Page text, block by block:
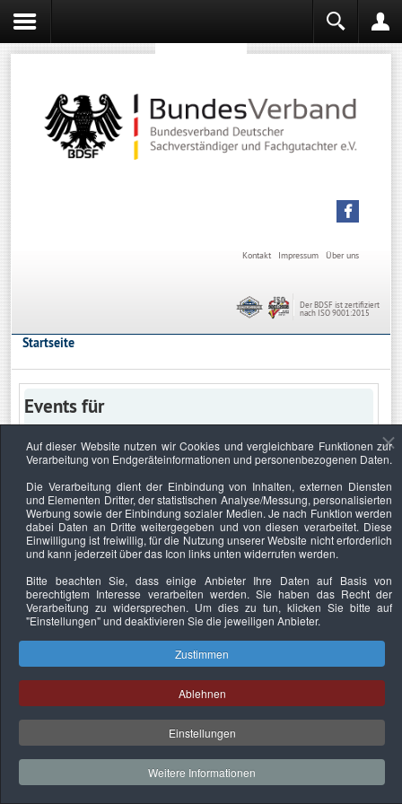
Über uns
Impressum
Kontakt
Der BDSF ist zertifiziert
nach ISO 9001:2015
Startseite
Events für
Keine Termine
Datenschutzerklärung Urheberrechtsnachweise Nachhaltigkeit
Copyright © 2026. Bundesverband Deutscher
Sachverständiger und Fachgutachter e.V..
Auf dieser Website nutzen wir Cookies und vergleichbare Funktionen zur
Verarbeitung von Endgeräteinformationen und personenbezogenen Daten.
Die Verarbeitung dient der Einbindung von Inhalten, externen Diensten
und Elementen Dritter, der statistischen Analyse/Messung, personalisierten
Werbung sowie der Einbindung sozialer Medien. Je nach Funktion werden
dabei Daten an Dritte weitergegeben und von diesen verarbeitet. Diese
Einwilligung ist freiwillig, für die Nutzung unserer Website nicht erforderlich
und kann jederzeit über das Icon links unten widerrufen werden.
Bitte beachten Sie, dass einige Anbieter Ihre Daten auf Basis von
berechtigtem Interesse verarbeiten werden. Sie haben das Recht der
Verarbeitung zu widersprechen. Um dies zu tun, klicken Sie bitte auf
"Einstellungen"und deaktivieren Sie die jeweiligen Anbieter.
Zustimmen
Ablehnen
Einstellungen
Weitere Informationen